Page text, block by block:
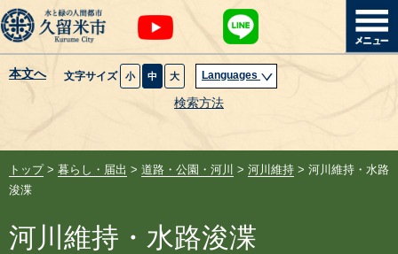
本文へ 文字サイズ 小 中 大 Languages
検索方法
暮らし・届出
健康・医療・福祉
観光魅力・イベント
トップ> 暮らし・届出 > 道路・公園・河川 > 河川維持 > 河川維持・水路
浚渫
河川維持・水路浚渫